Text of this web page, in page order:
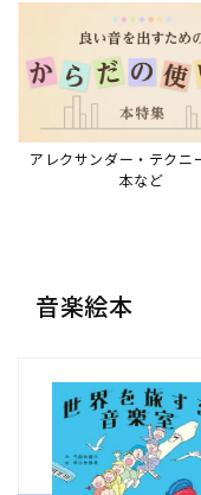
アレクサンダー・テクニ
本など
音楽絵本